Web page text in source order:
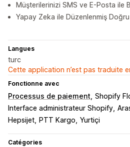
Müşterilerinizi SMS ve E-Posta ile
Yapay Zeka ile Düzenlenmiş
Langues
turc
Cette application n’est pas traduite
Fonctionne avec
Processus de paiement Shopify
Interface administrateur Shopify
Hepsijet
PTT Kargo Yurtiçi
Catégories